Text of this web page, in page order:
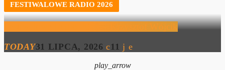
FESTIWALOWE RADIO 2026
Festiwalowe Radio 2026 – Krzysztof Wójcik
TODAY31 LIPCA, 2026 11
play_arrow